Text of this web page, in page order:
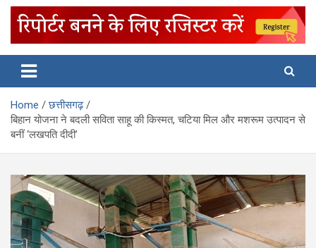
Home
छत्तीसगढ़
बिहान योजना ने बदली सविता साहू की किस्मत, चटिया मिल और मशरूम उत्पादन से
बनीं ‘लखपति दीदी’